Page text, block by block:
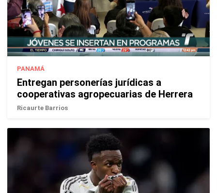
PANAMÁ
Entregan personerías jurídicas a
cooperativas agropecuarias de Herrera
Ricaurte Barrios